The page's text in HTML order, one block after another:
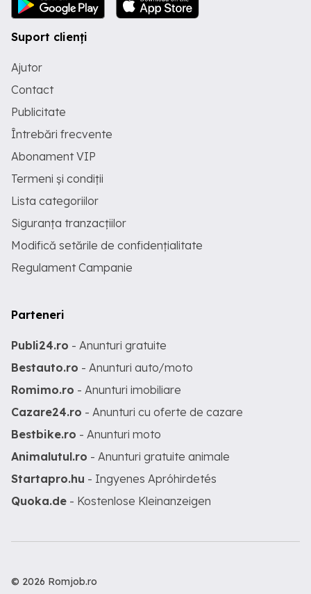
Suport clienți
Ajutor
Contact
Publicitate
Întrebări frecvente
Abonament VIP
Termeni și condiții
Lista categoriilor
Siguranța tranzacțiilor
Modifică setările de confidențialitate
Regulament Campanie
Parteneri
Publi24.ro - Anunturi gratuite
Bestauto.ro - Anunturi auto/moto
Romimo.ro - Anunturi imobiliare
Cazare24.ro - Anunturi cu oferte de cazare
Bestbike.ro - Anunturi moto
Animalutul.ro - Anunturi gratuite animale
Startapro.hu - Ingyenes Apróhirdetés
Quoka.de - Kostenlose Kleinanzeigen
© 2026 Romjob.ro